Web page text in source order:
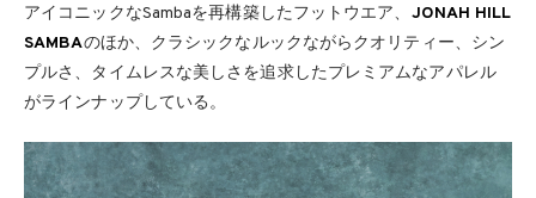
アイコニックなSambaを再構築したフットウエア、 JONAH HILL
SAMBAのほか、クラシックなルックながらクオリティー、シン
プルさ、タイムレスな美しさを追求したプレミアムなアパレル
がラインナップしている。